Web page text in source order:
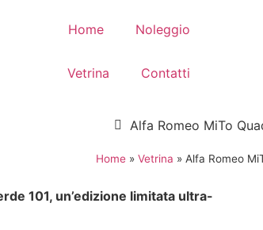
Home Noleggio
Vetrina Contatti
Alfa Romeo MiTo
Home» Vetrina » Alfa Romeo
101, un’edizione limitata ultra-